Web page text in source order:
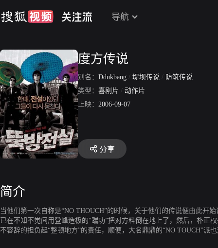
导航
度方传说
别名： Ddukbang / 堤坝传说 / 防筑传说
类型： 喜剧片 / 动作片
上映： 2006-09-07
分享
简介
当他们第一次自称是“NO THOUCH”的时候，关于他们的传说便由此开
已在不知不觉间用登峰造极的“踹功”把对方料倒在地上了，然后，朴正
不容辞的担负起“整顿地方”的责任，顺便，大名鼎鼎的“NO TOUCH”